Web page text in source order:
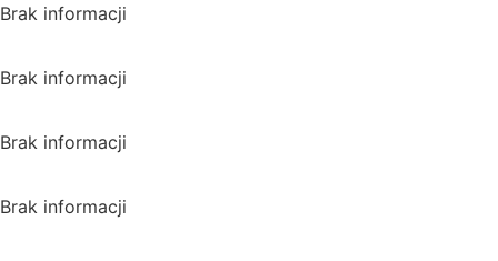
Brak informacji
Brak informacji
Brak informacji
Brak informacji